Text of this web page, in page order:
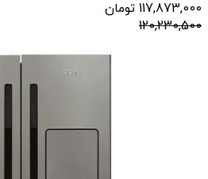
117,873,000 تومان
120,230,500